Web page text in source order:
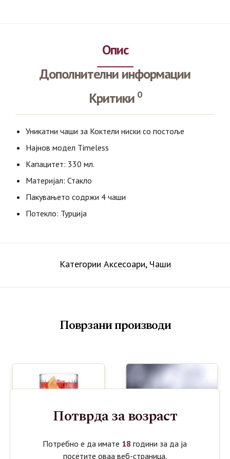
Опис
Дополнителни информации
Критики 0
Уникатни чаши за Коктели ниски со постоље
Најнов модел Timeless
Капацитет: 330 мл.
Материјал: Стакло
Пакувањето содржи 4 чаши
Потекло: Турција
Категории Аксесоари, Чаши
Поврзани производи
Потврда за возраст
Потребно е да имате 18 години за да ја
посетите оваа веб-страница.